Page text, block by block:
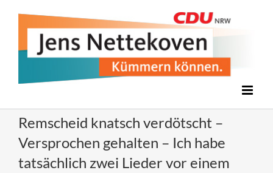
Remscheid knatsch verdötscht –
Versprochen gehalten – Ich habe
tatsächlich zwei Lieder vor einem